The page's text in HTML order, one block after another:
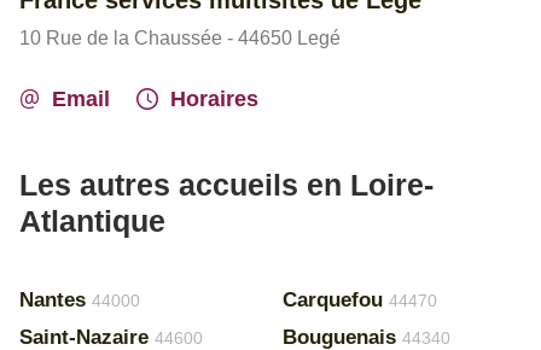
10 Rue de la Chaussée - 44650 Legé
Email Horaires
Les autres accueils en Loire-
Atlantique
Nantes 44000
Saint-Nazaire 44600
Carquefou 44470
Bouguenais 44340